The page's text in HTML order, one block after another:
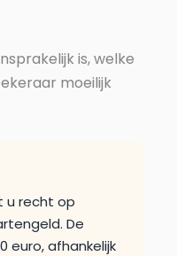
is, welke
moeilijk
u recht op
De
euro, afhankelijk